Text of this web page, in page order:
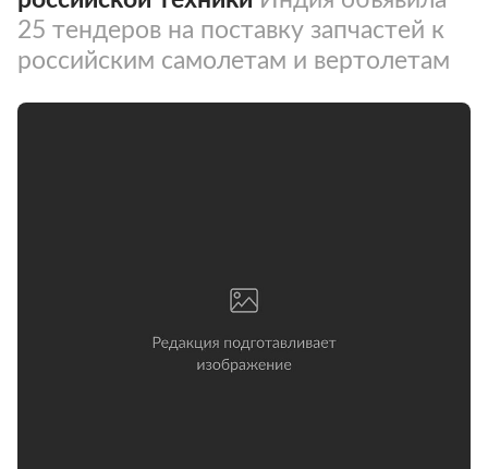
25 тендеров на поставку запчастей к
российским самолетам и вертолетам